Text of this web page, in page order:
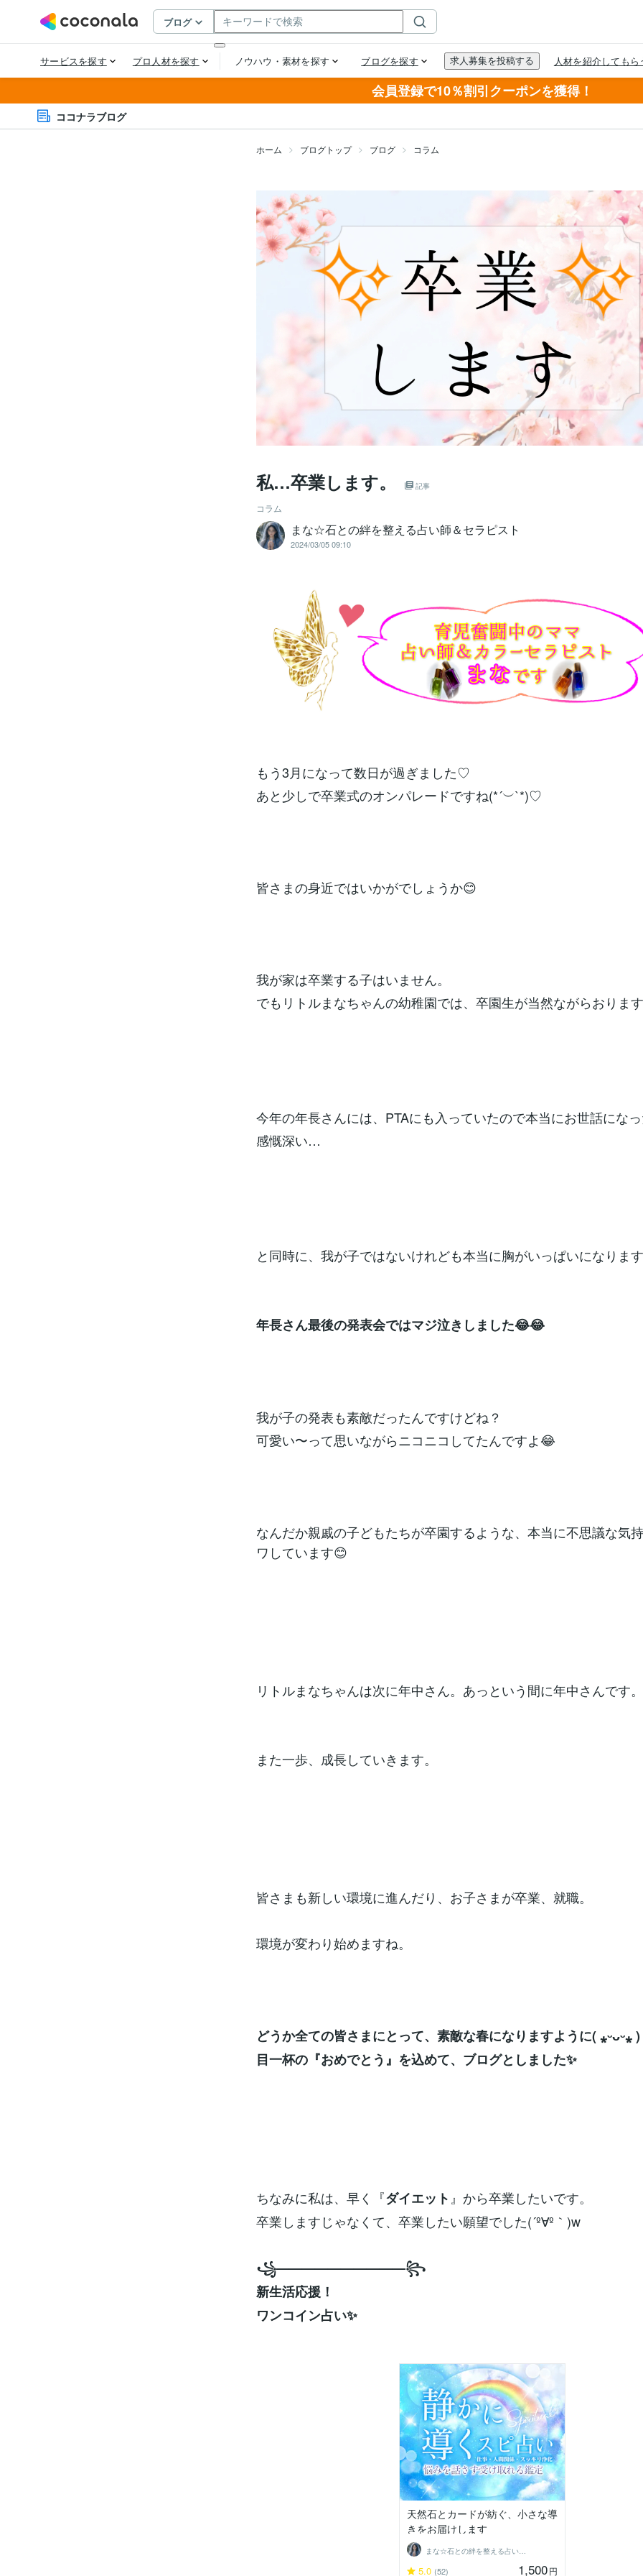
会員登録で10％割引クーポンを獲得！
ココナラブログ
ホーム ブログトップ ブログ コラム
私…卒業します。 記事
コラム
まな☆石との絆を整える占い師＆セラピスト
2024/03/05 09:10
もう3月になって数日が過ぎました♡
あと少しで卒業式のオンパレードですね(*´︶`*)♡
皆さまの身近ではいかがでしょうか😊
我が家は卒業する子はいません。
でもリトルまなちゃんの幼稚園では、卒園生が当然ながらおりま
今年の年長さんには、PTAにも入っていたので本当にお世話になっ
感慨深い…
と同時に、我が子ではないけれども本当に胸がいっぱいになりま
年長さん最後の発表会ではマジ泣きしました😂😂
我が子の発表も素敵だったんですけどね？
可愛い〜って思いながらニコニコしてたんですよ😂
なんだか親戚の子どもたちが卒園するような、本当に不思議な気
ワしています😊
リトルまなちゃんは次に年中さん。あっという間に年中さんです。
また一歩、成長していきます。
皆さまも新しい環境に進んだり、お子さまが卒業、就職。
環境が変わり始めますね。
どうか全ての皆さまにとって、素敵な春になりますように( ⁎ᵕᴗᵕ⁎ )
目一杯の『おめでとう』を込めて、ブログとしました✨
ちなみに私は、早く『ダイエット』から卒業したいです。
卒業しますじゃなくて、卒業したい願望でした(´º∀º｀)w
꧁——————————꧂
新生活応援！
ワンコイン占い✨
天然石とカードが紡ぐ、小さな導
きをお届けします
5.0 (52) 1,500円